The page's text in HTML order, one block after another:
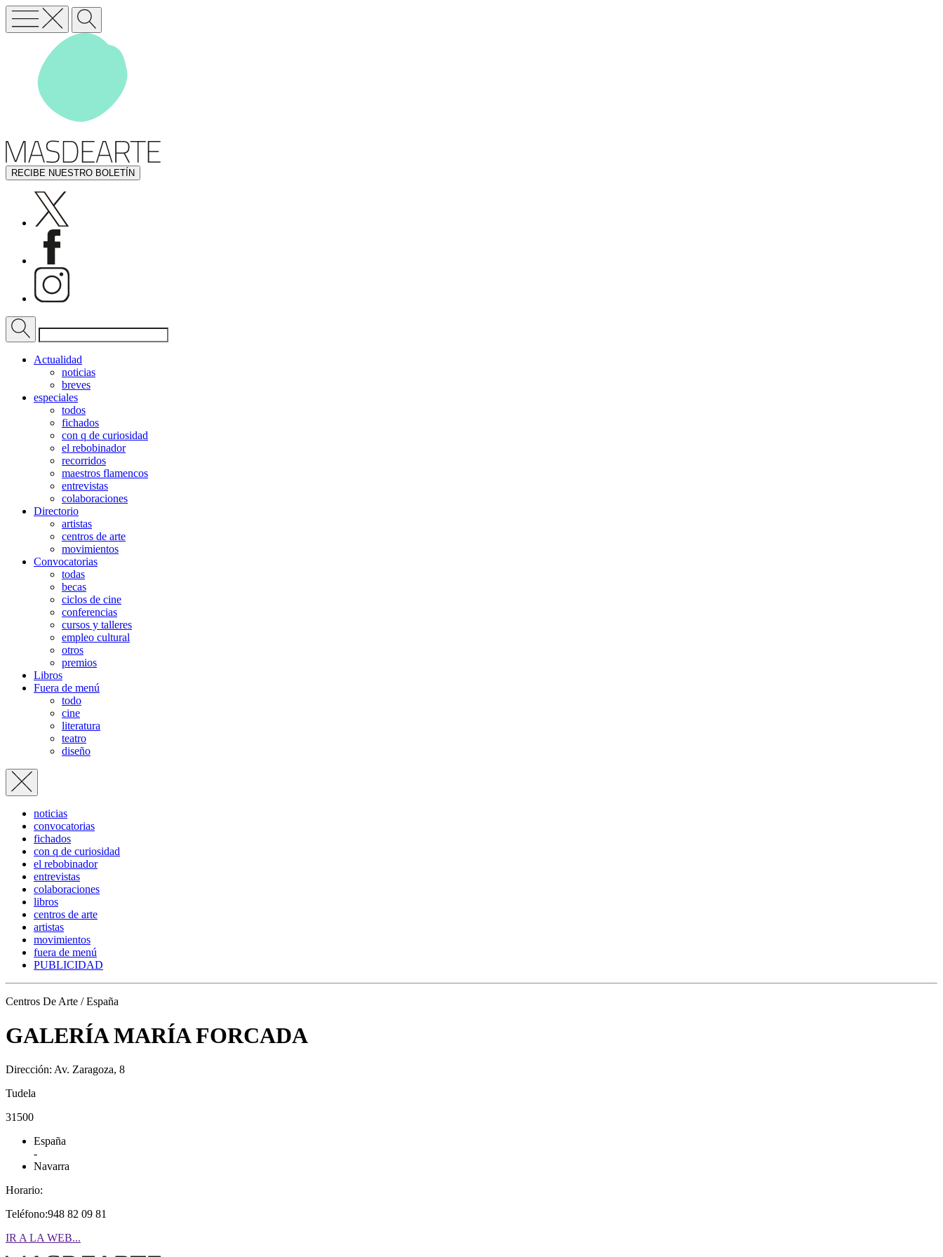
RECIBE NUESTRO BOLETÍN
Actualidad
noticias
breves
especiales
todos
fichados
con q de curiosidad
el rebobinador
recorridos
maestros flamencos
entrevistas
colaboraciones
Directorio
artistas
centros de arte
movimientos
Convocatorias
todas
becas
ciclos de cine
conferencias
cursos y talleres
empleo cultural
otros
premios
Libros
Fuera de menú
todo
cine
literatura
teatro
diseño
noticias
convocatorias
fichados
con q de curiosidad
el rebobinador
entrevistas
colaboraciones
libros
centros de arte
artistas
movimientos
fuera de menú
PUBLICIDAD
Centros De Arte / España
GALERÍA MARÍA FORCADA
Dirección: Av. Zaragoza, 8
Tudela
31500
España
-
Navarra
Horario:
Teléfono:948 82 09 81
IR A LA WEB...